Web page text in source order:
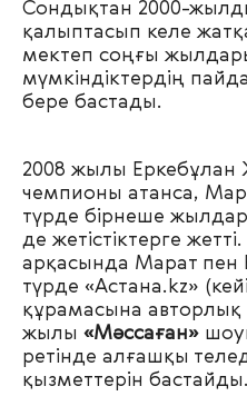
Сондықтан 2000-
қалыптасып келе
мектеп соңғы
мүмкіндіктердің
бере бастады.
2008 жылы
чемпионы атанса,
түрде бірнеше
де жетістіктерге
арқасында Марат пен
түрде «Астана.kz»
құрамасына авторлық
жылы «Мәссаған»
ретінде алғашқы
қызметтерін бастайды.